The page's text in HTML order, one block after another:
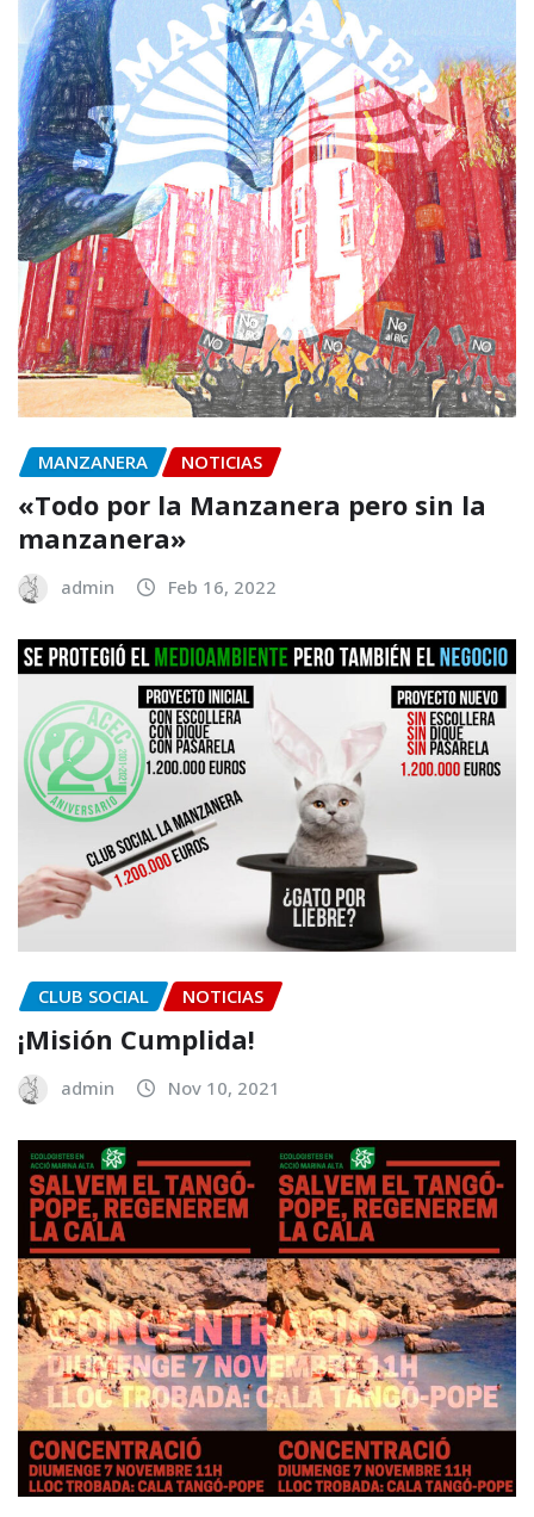
MANZANERA NOTICIAS
«Todo por la Manzanera pero sin la
manzanera»
admin Feb 16, 2022
CLUB SOCIAL NOTICIAS
¡Misión Cumplida!
admin Nov 10, 2021